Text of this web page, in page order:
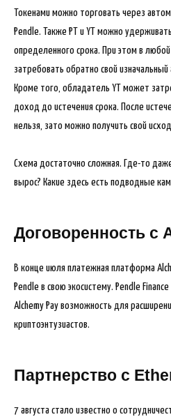
Токенами можно торговать через
Pendle. Также PT и YT можно
определенного срока. При этом в
затребовать обратно свой изначальный
Кроме того, обладатель YT может
доход до истечения срока. После
нельзя, зато можно получить свой
Схема достаточно сложная. Где-то
вырос? Какие здесь есть подводные
Договоренность с
В конце июля платежная платформа
Pendle в свою экосистему. Pendle
Alchemy Pay возможность для
криптоэнтузиастов.
Партнерство с
7 августа стало известно о